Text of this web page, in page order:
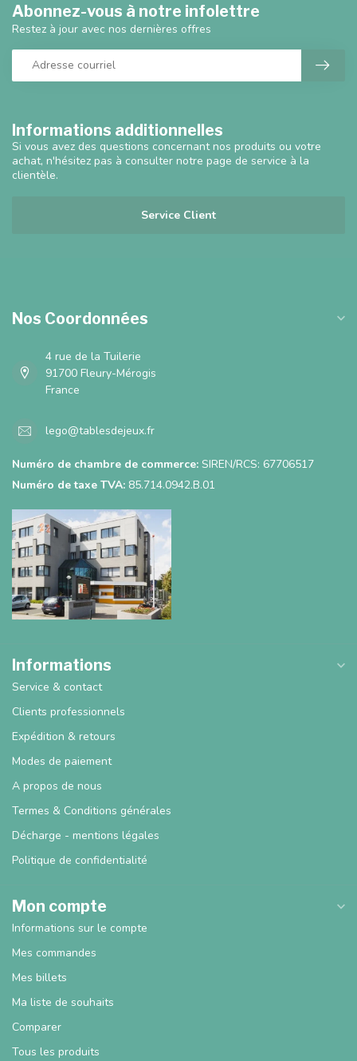
Informations additionnelles
Si vous avez des questions concernant nos produits ou votre
achat, n'hésitez pas à consulter notre page de service à la
clientèle.
Service Client
Abonnez-vous à notre infolettre
Restez à jour avec nos dernières offres
Nos Coordonnées
4 rue de la Tuilerie
91700 Fleury-Mérogis
France
lego@tablesdejeux.fr
Numéro de chambre de commerce: SIREN/RCS: 67706517
Numéro de taxe TVA: 85.714.0942.B.01
Informations
Service & contact
Clients professionnels
Expédition & retours
Modes de paiement
A propos de nous
Termes & Conditions générales
Décharge - mentions légales
Politique de confidentialité
Mon compte
Informations sur le compte
Mes commandes
Mes billets
Ma liste de souhaits
Comparer
Tous les produits